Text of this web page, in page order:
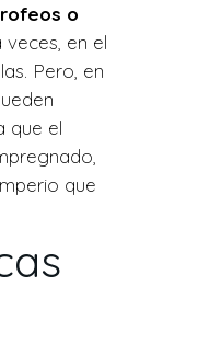
o
en el
Pero, en
que el
que